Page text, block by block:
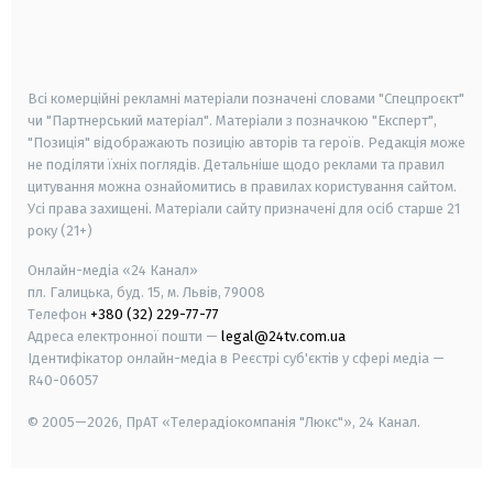
Всі комерційні рекламні матеріали позначені словами "Спецпроєкт"
чи "Партнерський матеріал". Матеріали з позначкою "Експерт",
"Позиція" відображають позицію авторів та героїв. Редакція може
не поділяти їхніх поглядів. Детальніше щодо реклами та правил
цитування можна ознайомитись в правилах користування сайтом.
Усі права захищені. Матеріали сайту призначені для осіб старше 21
року (21+)
Онлайн-медіа «24 Канал»
пл. Галицька, буд. 15, м. Львів, 79008
Телефон +380 (32) 229-77-77
Адреса електронної пошти — legal@24tv.com.ua
Ідентифікатор онлайн-медіа в Реєстрі суб'єктів у сфері медіа —
R40-06057
© 2005—2026, ПрАТ «Телерадіокомпанія "Люкс"», 24 Канал.